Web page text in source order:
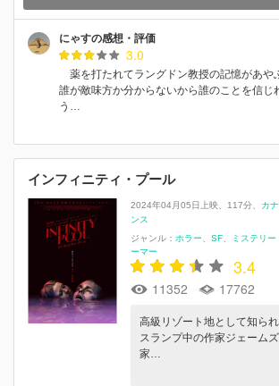
にゃすの感想・評価
3.0
薬を打たれてラングドン教授の記憶があや
誰が敵味方か分からないから誰のことを信じ
う…
インフィニティ・プール
2024年04月05日上映 117分 カ
ンス
ジャンル： ホラー SF ミステリー
ーマー
3.4
11352 17762
高級リゾート地として知ら
スランプ中の作家ジェーム
家…